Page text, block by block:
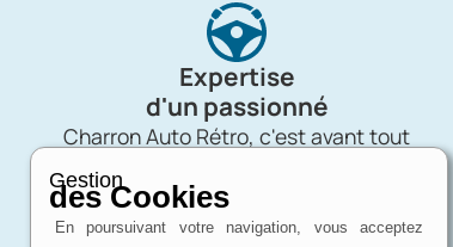
Expertise
d'un passionné
Charron Auto Rétro, c'est avant tout
Gestion
des Cookies
En poursuivant votre navigation, vous acceptez